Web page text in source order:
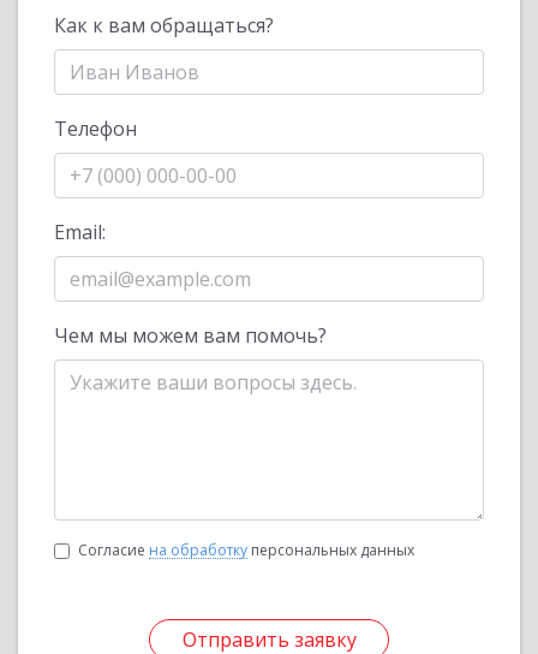
Как к вам обращаться?
Телефон
Email:
Чем мы можем вам помочь?
Согласие на обработку персональных данных
Отправить заявку